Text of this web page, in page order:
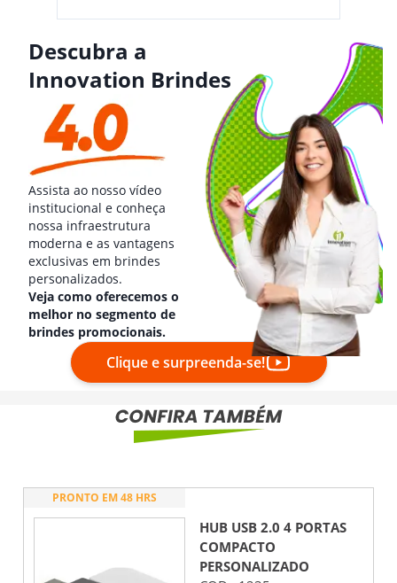
Descubra a
Innovation Brindes
Assista ao nosso vídeo
institucional e conheça
nossa infraestrutura
moderna e as vantagens
exclusivas em brindes
personalizados.
Veja como oferecemos o
melhor no segmento de
brindes promocionais.
Clique e surpreenda-se!
PRONTO EM 48 HRS
HUB USB 2.0 4 PORTAS
COMPACTO
PERSONALIZADO